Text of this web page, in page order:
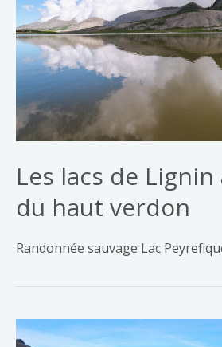
Les lacs de
du haut verdon
Randonnée sauvage Lac